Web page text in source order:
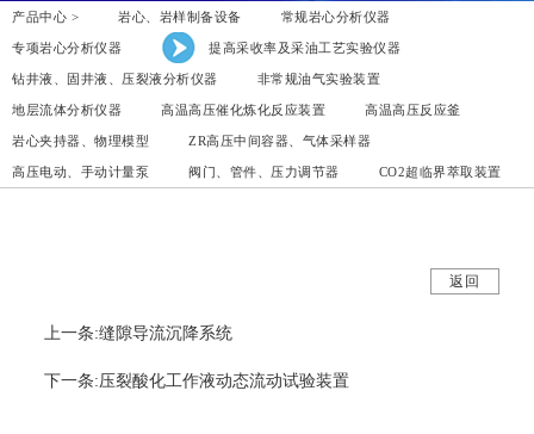
产品中心 > 岩心、岩样制备设备 常规岩心分析仪器
专项岩心分析仪器 提高采收率及采油工艺实验仪器
钻井液、固井液、压裂液分析仪器 非常规油气实验装置
地层流体分析仪器 高温高压催化炼化反应装置 高温高压反应釜
岩心夹持器、物理模型 ZR高压中间容器、气体采样器
高压电动、手动计量泵 阀门、管件、压力调节器 CO2超临界萃取装置
返回
上一条:缝隙导流沉降系统
下一条:压裂酸化工作液动态流动试验装置